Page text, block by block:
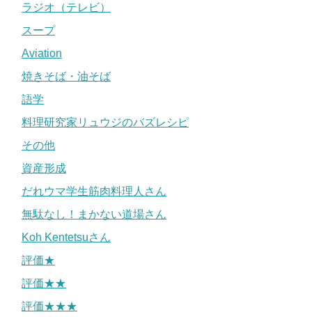
ラジオ（テレビ）
スープ
Aviation
焼きそば・油そば
語学
料理研究家リュウジのバズレシピ
その他
資産形成
だれウマ学生筋肉料理人さん
無駄なし！まかない道場さん
Koh Kentetsuさん
評価★
評価★★
評価★★★